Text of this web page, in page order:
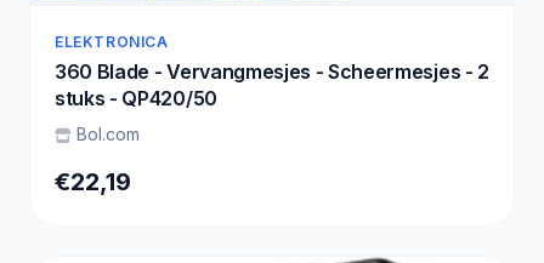
ELEKTRONICA
360 Blade - Vervangmesjes - Scheermesjes - 2
stuks - QP420/50
Bol.com
€22,19